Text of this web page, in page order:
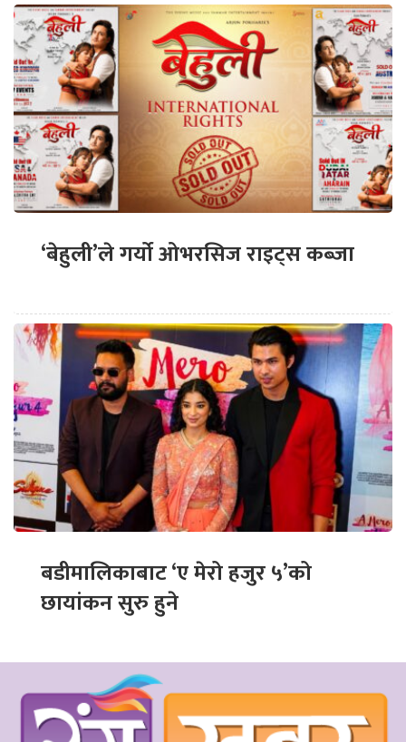
‘बेहुली’ले गर्यो ओभरसिज राइट्स कब्जा
बडीमालिकाबाट ‘ए मेरो हजुर ५’को
छायांकन सुरु हुने